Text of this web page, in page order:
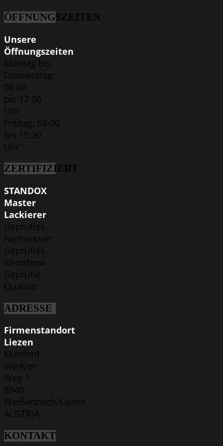
ÖFFNUNGSZEITEN
Unsere
Öffnungszeiten
Montag bis
Donnerstag:
08:00
bis 17:00
Uhr
Freitag: 08:00
bis 15:30
Uhr
ZERTIFIZIERT
STANDOX
Master
Lackierer
Geprüftes
Fachwissen
Geprüftes
Knowhow
Geprüfte
Qualität
ADRESSE
Firmenstandort
Liezen
Manfred
Winkler
Weg 1
8940
Weißenbach/Liezen
AUSTRIA
KONTAKT